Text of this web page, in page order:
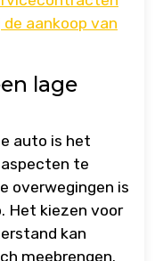
aankoop van
lage
auto is het
te
overwegingen is
Het kiezen voor
kan
meebrengen.